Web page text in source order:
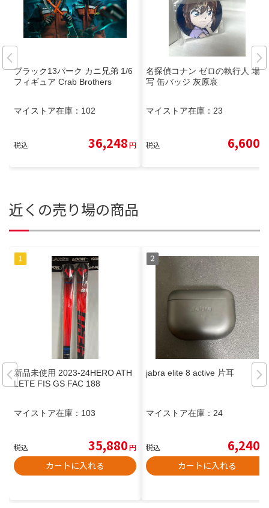
ブラック13パーク カニ兄弟 1/6
フィギュア Crab Brothers
マイストア在庫： 102
税込 36,248円
名探偵コナン ゼロの執行人 場面
写 缶バッジ 灰原哀
マイストア在庫： 23
税込 6,600
近くの売り場の商品
新品未使用 2023-24HERO ATH
LETE FIS GS FAC 188
マイストア在庫： 103
税込 35,880円
カートに入れる
jabra elite 8 active 片耳
マイストア在庫： 24
税込 6,240
カートに入れる